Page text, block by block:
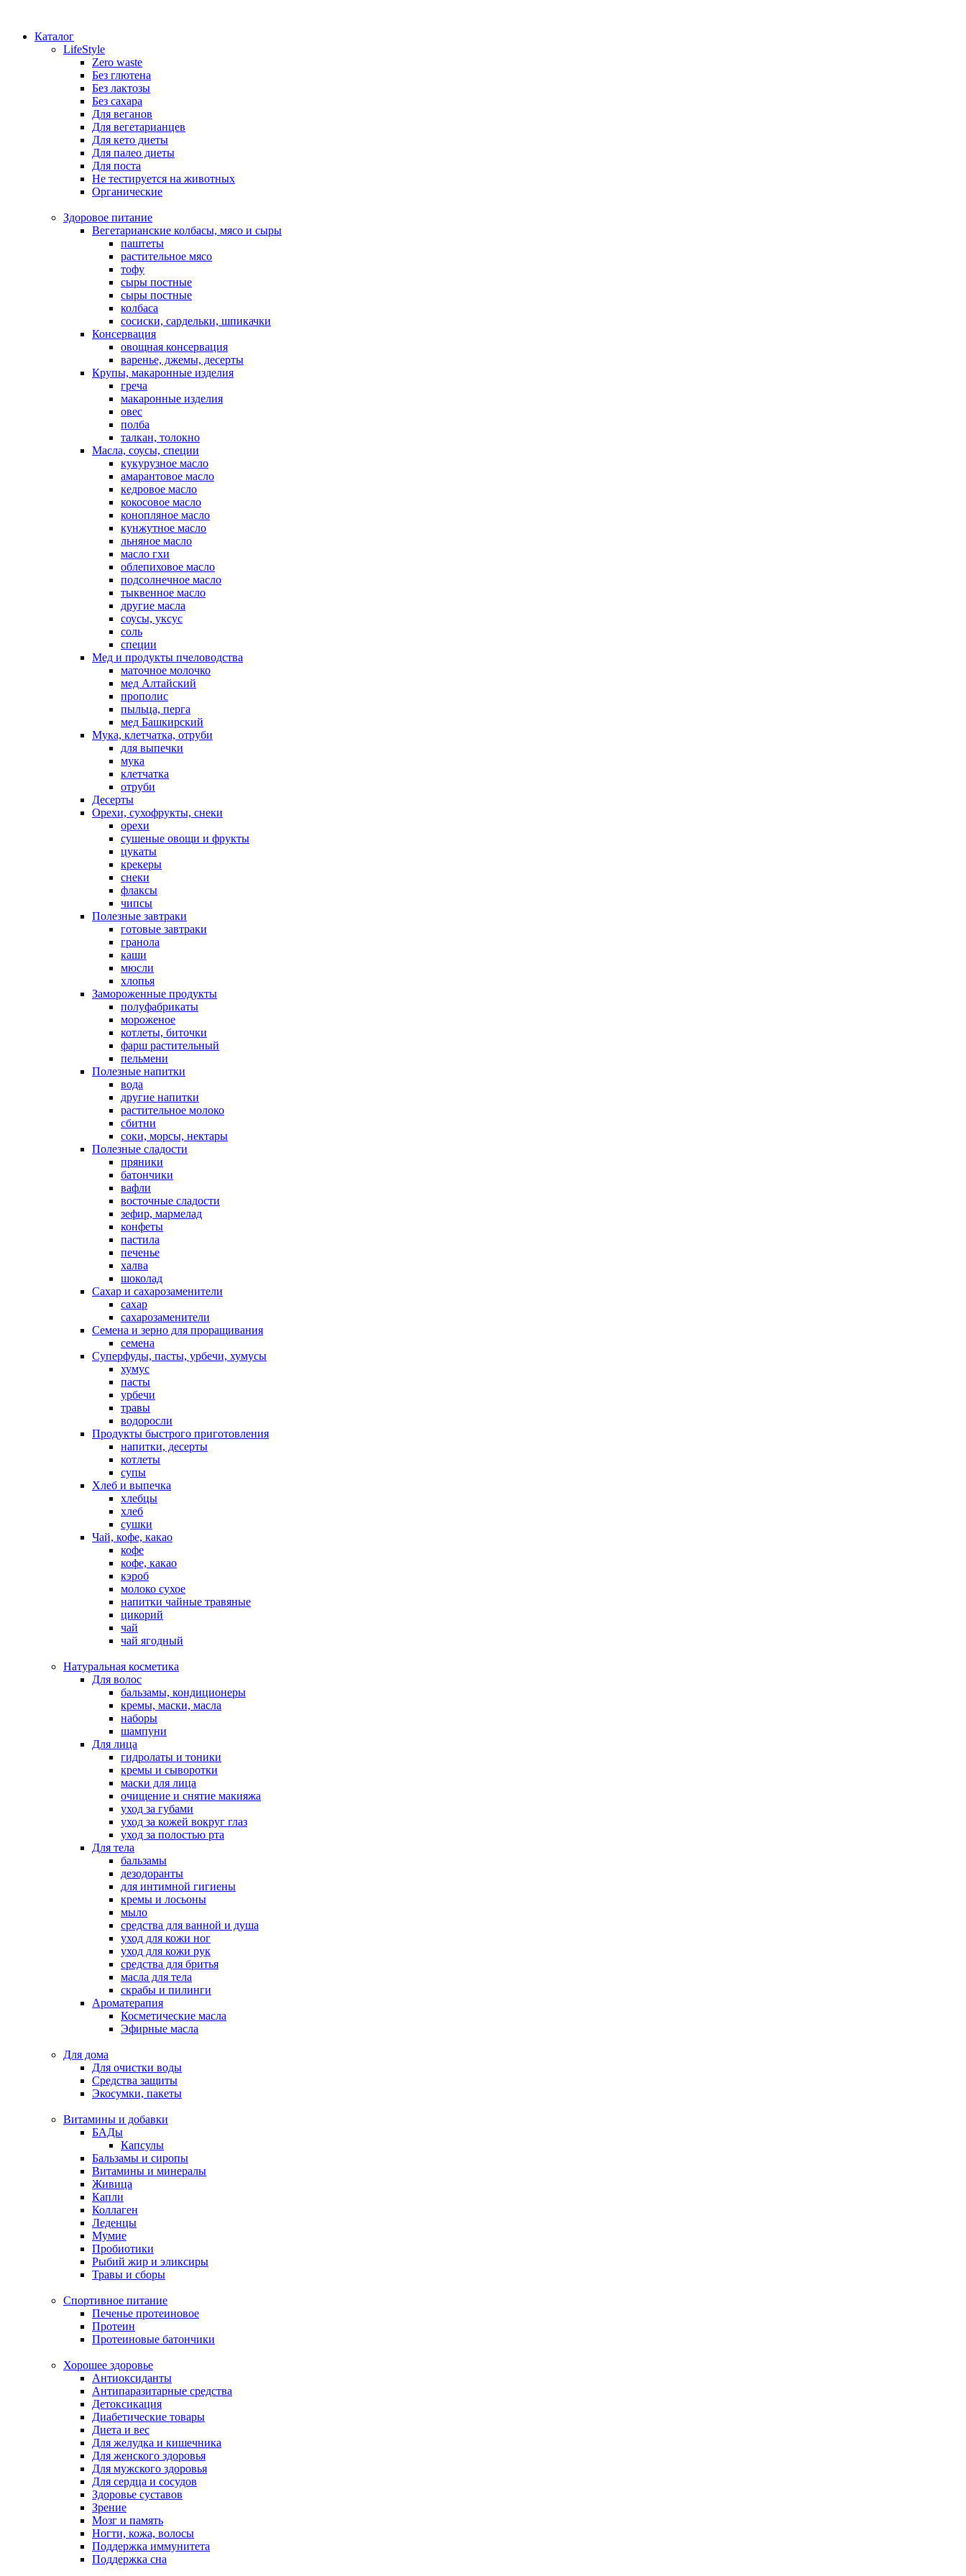
Каталог
LifeStyle
Zero waste
Без глютена
Без лактозы
Без сахара
Для веганов
Для вегетарианцев
Для кето диеты
Для палео диеты
Для поста
Не тестируется на животных
Органические
Здоровое питание
Вегетарианские колбасы, мясо и сыры
паштеты
растительное мясо
тофу
сыры постные
сыры постные
колбаса
сосиски, сардельки, шпикачки
Консервация
овощная консервация
варенье, джемы, десерты
Крупы, макаронные изделия
греча
макаронные изделия
овес
полба
талкан, толокно
Масла, соусы, специи
кукурузное масло
амарантовое масло
кедровое масло
кокосовое масло
конопляное масло
кунжутное масло
льняное масло
масло гхи
облепиховое масло
подсолнечное масло
тыквенное масло
другие масла
соусы, уксус
соль
специи
Мед и продукты пчеловодства
маточное молочко
мед Алтайский
прополис
пыльца, перга
мед Башкирский
Мука, клетчатка, отруби
для выпечки
мука
клетчатка
отруби
Десерты
Орехи, сухофрукты, снеки
орехи
сушеные овощи и фрукты
цукаты
крекеры
снеки
флаксы
чипсы
Полезные завтраки
готовые завтраки
гранола
каши
мюсли
хлопья
Замороженные продукты
полуфабрикаты
мороженое
котлеты, биточки
фарш растительный
пельмени
Полезные напитки
вода
другие напитки
растительное молоко
сбитни
соки, морсы, нектары
Полезные сладости
пряники
батончики
вафли
восточные сладости
зефир, мармелад
конфеты
пастила
печенье
халва
шоколад
Сахар и сахарозаменители
сахар
сахарозаменители
Семена и зерно для проращивания
семена
Суперфуды, пасты, урбечи, хумусы
хумус
пасты
урбечи
травы
водоросли
Продукты быстрого приготовления
напитки, десерты
котлеты
супы
Хлеб и выпечка
хлебцы
хлеб
сушки
Чай, кофе, какао
кофе
кофе, какао
кэроб
молоко сухое
напитки чайные травяные
цикорий
чай
чай ягодный
Натуральная косметика
Для волос
бальзамы, кондиционеры
кремы, маски, масла
наборы
шампуни
Для лица
гидролаты и тоники
кремы и сыворотки
маски для лица
очищение и снятие макияжа
уход за губами
уход за кожей вокруг глаз
уход за полостью рта
Для тела
бальзамы
дезодоранты
для интимной гигиены
кремы и лосьоны
мыло
средства для ванной и душа
уход для кожи ног
уход для кожи рук
средства для бритья
масла для тела
скрабы и пилинги
Ароматерапия
Косметические масла
Эфирные масла
Для дома
Для очистки воды
Средства защиты
Экосумки, пакеты
Витамины и добавки
БАДы
Капсулы
Бальзамы и сиропы
Витамины и минералы
Живица
Капли
Коллаген
Леденцы
Мумие
Пробиотики
Рыбий жир и эликсиры
Травы и сборы
Спортивное питание
Печенье протеиновое
Протеин
Протеиновые батончики
Хорошее здоровье
Антиоксиданты
Антипаразитарные средства
Детоксикация
Диабетические товары
Диета и вес
Для желудка и кишечника
Для женского здоровья
Для мужского здоровья
Для сердца и сосудов
Здоровье суставов
Зрение
Мозг и память
Ногти, кожа, волосы
Поддержка иммунитета
Поддержка сна